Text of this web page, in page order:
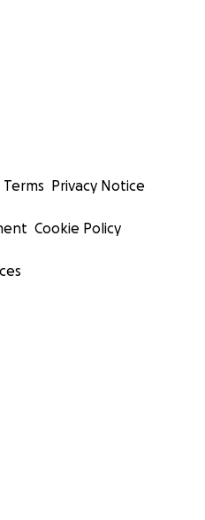
Terms Privacy Notice
Cookie Policy